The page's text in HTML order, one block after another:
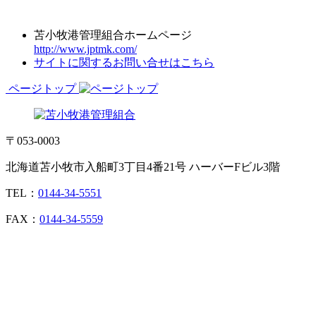
苫小牧港管理組合ホームページ
http://www.jptmk.com/
サイトに関するお問い合せはこちら
ページトップ
〒053-0003
北海道苫小牧市入船町3丁目4番21号 ハーバーFビル3階
TEL： 0144-34-5551
FAX： 0144-34-5559